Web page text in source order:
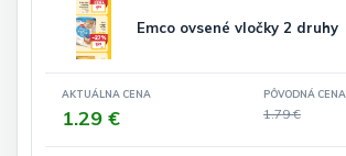
Emco ovsené vločky 2 druhy
AKTUÁLNA CENA
1.29 €
PÔVODNÁ CENA
1.79 €